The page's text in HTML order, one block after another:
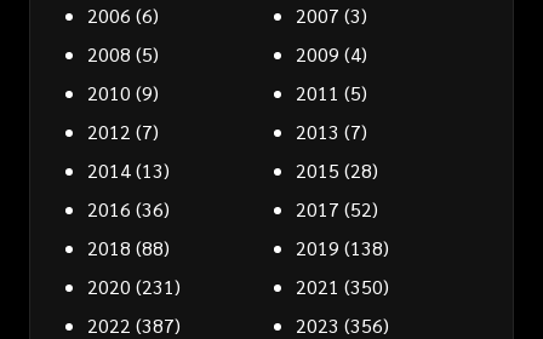
2006 (6) 2007 (3)
2008 (5) 2009 (4)
2010 (9) 2011 (5)
2012 (7) 2013 (7)
2014(13) 2015 (28)
2016 (36) 2017 (52)
2018 (88) 2019 (138)
2020 (231) 2021 (350)
2022 (387) 2023 (356)